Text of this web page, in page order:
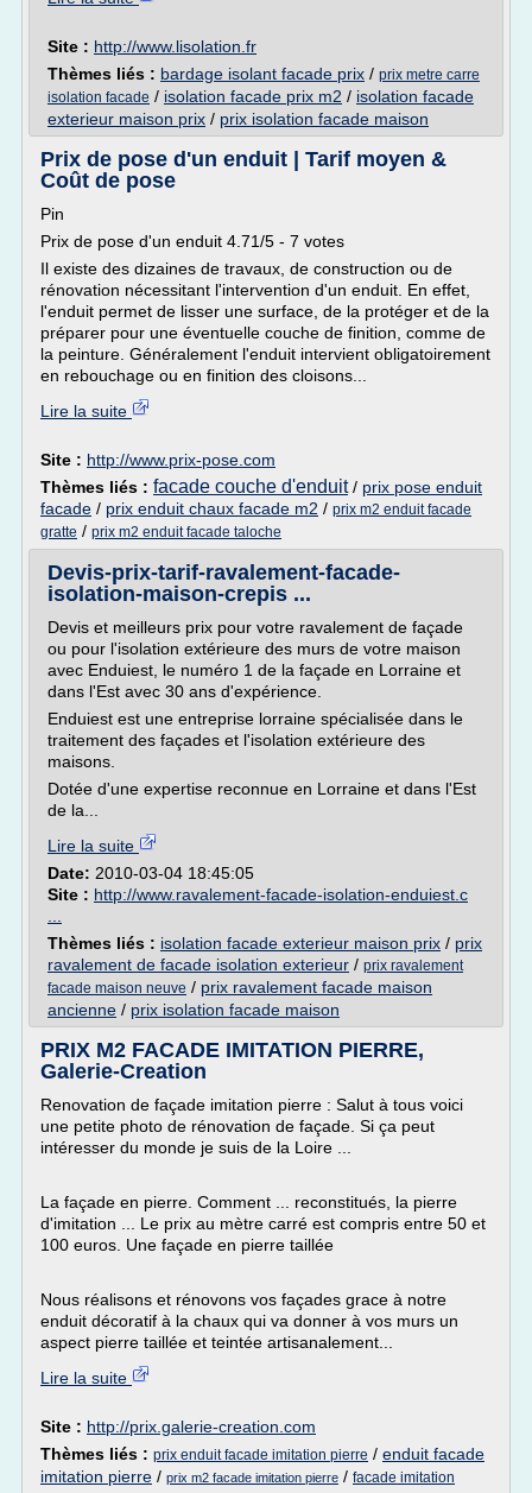
Site : http://www.lisolation.fr
Thèmes liés : bardage isolant facade prix / prix metre carre
isolation facade / isolation facade prix m2 / isolation facade
exterieur maison prix / prix isolation facade maison
Prix de pose d'un enduit | Tarif moyen &
Coût de pose
Pin
Prix de pose d'un enduit 4.71/5 - 7 votes
Il existe des dizaines de travaux, de construction ou de
rénovation nécessitant l'intervention d'un enduit. En effet,
l'enduit permet de lisser une surface, de la protéger et de la
préparer pour une éventuelle couche de finition, comme de
la peinture. Généralement l'enduit intervient obligatoirement
en rebouchage ou en finition des cloisons...
Lire la suite
Site : http://www.prix-pose.com
Thèmes liés : facade couche d'enduit/ prix pose enduit
facade / prix enduit chaux facade m2 / prix m2 enduit facade
gratte / prix m2 enduit facade taloche
Devis-prix-tarif-ravalement-facade-
isolation-maison-crepis ...
Devis et meilleurs prix pour votre ravalement de façade
ou pour l'isolation extérieure des murs de votre maison
avec Enduiest, le numéro 1 de la façade en Lorraine et
dans l'Est avec 30 ans d'expérience.
Enduiest est une entreprise lorraine spécialisée dans le
traitement des façades et l'isolation extérieure des
maisons.
Dotée d'une expertise reconnue en Lorraine et dans l'Est
de la...
Lire la suite
Date: 2010-03-04 18:45:05
Site : http://www.ravalement-facade-isolation-enduiest.c
Thèmes liés : isolation facade exterieur maison prix / prix
ravalement de facade isolation exterieur / prix ravalement
facade maison neuve / prix ravalement facade maison
ancienne / prix isolation facade maison
PRIX M2 FACADE IMITATION PIERRE,
Galerie-Creation
Renovation de façade imitation pierre : Salut à tous voici
une petite photo de rénovation de façade. Si ça peut
intéresser du monde je suis de la Loire ...
La façade en pierre. Comment ... reconstitués, la pierre
d'imitation ... Le prix au mètre carré est compris entre 50 et
100 euros. Une façade en pierre taillée
Nous réalisons et rénovons vos façades grace à notre
enduit décoratif à la chaux qui va donner à vos murs un
aspect pierre taillée et teintée artisanalement...
Lire la suite
Site : http://prix.galerie-creation.com
Thèmes liés : prix enduit facade imitation pierre / enduit facade
imitation pierre / prix m2 facade imitation pierre / facade imitation